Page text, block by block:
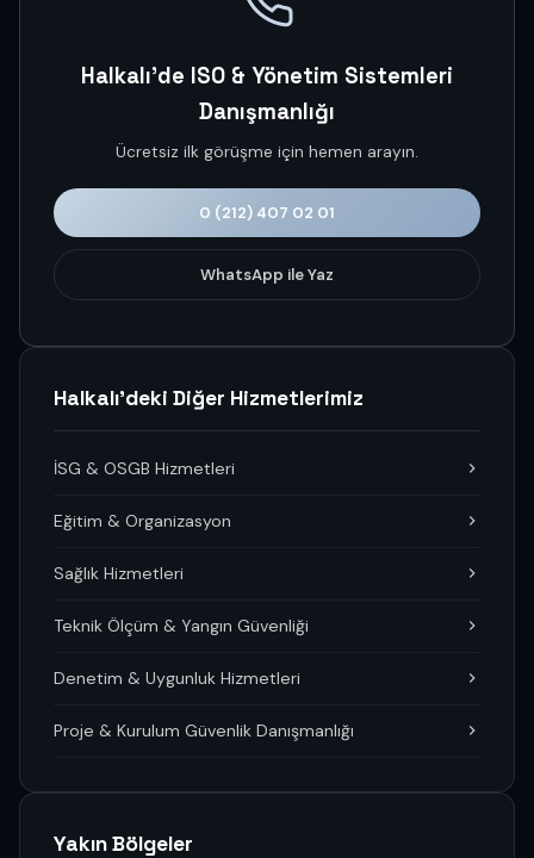
Halkalı'de ISO & Yönetim Sistemleri
Danışmanlığı
Ücretsiz ilk görüşme için hemen arayın.
0 (212) 407 02 01
WhatsApp ile Yaz
Halkalı'deki Diğer Hizmetlerimiz
İSG & OSGB Hizmetleri
Eğitim & Organizasyon
Sağlık Hizmetleri
Teknik Ölçüm & Yangın Güvenliği
Denetim & Uygunluk Hizmetleri
Proje & Kurulum Güvenlik Danışmanlığı
Yakın Bölgeler